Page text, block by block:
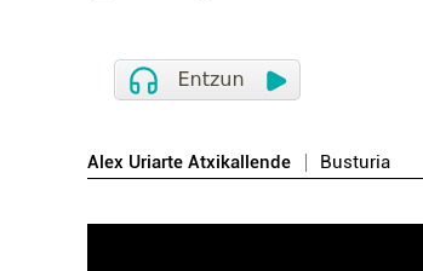
Alex Uriarte Atxikallende Busturia